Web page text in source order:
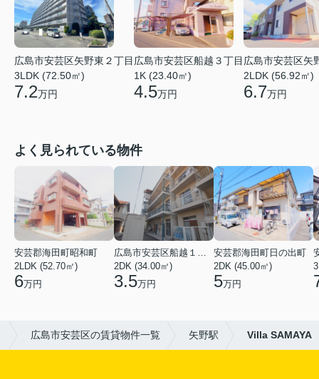
広島市安芸区矢野東２丁目
3LDK (72.50㎡)
7.2万円
広島市安芸区船越３丁目
1K (23.40㎡)
4.5万円
広島市安芸区矢
2LDK (56.92㎡)
6.7万円
よく見られている物件
安芸郡海田町昭和町
2LDK (52.70㎡)
6万円
広島市安芸区船越１丁目
2DK (34.00㎡)
3.5万円
安芸郡海田町日の出町
2DK (45.00㎡)
5万円
広島市安芸区の賃貸物件一覧 矢野駅 Villa SAMAYA